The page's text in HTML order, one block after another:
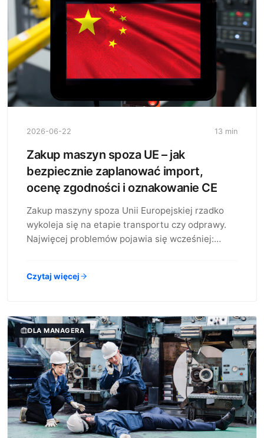
2026-06-22 13 min
Zakup maszyn spoza UE – jak
bezpiecznie zaplanować import,
ocenę zgodności i oznakowanie CE
Zakup maszyny spoza Unii Europejskiej rzadko
wykoleja się na etapie transportu czy odprawy.
Najwięcej problemów pojawia się wcześniej:…
Czytaj więcej
DLA MANAGERA